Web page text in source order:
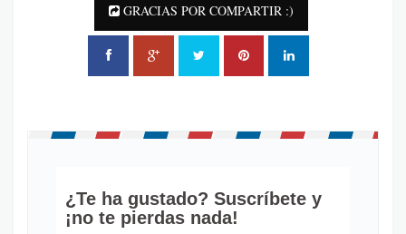
GRACIAS POR COMPARTIR :)
¿Te ha gustado? Suscríbete y
¡no te pierdas nada!